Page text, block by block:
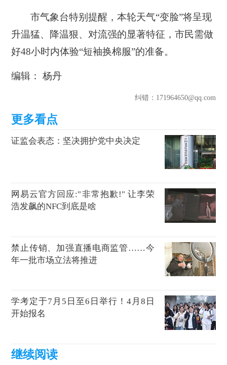
市气象台特别提醒，本轮天气“变脸”将呈现
升温猛、降温狠、对流强的显著特征，市民需做
好48小时内体验“短袖换棉服”的准备。
编辑： 杨丹
纠错：171964650@qq.com
证监会表态：坚决拥护党中央决定
网易云官方回应:"非常抱歉!" 让李荣
浩发飙的NFC到底是啥
禁止传销、加强直播电商监管……今
年一批市场立法将推进
学考定于7月5日至6日举行！4月8日
开始报名